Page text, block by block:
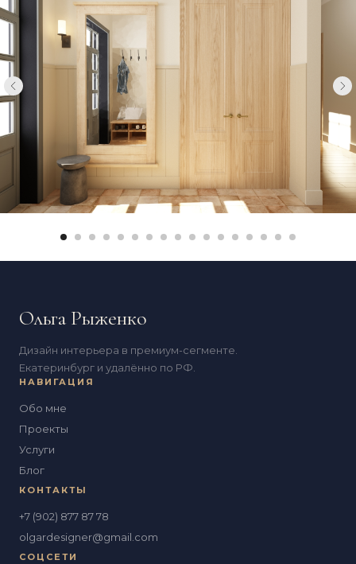
Ольга Рыженко
Дизайн интерьера в премиум-сегменте.
Екатеринбург и удалённо по РФ.
НАВИГАЦИЯ
Обо мне
Проекты
Услуги
Блог
КОНТАКТЫ
+7 (902) 877 87 78
olgardesigner@gmail.com
СОЦСЕТИ